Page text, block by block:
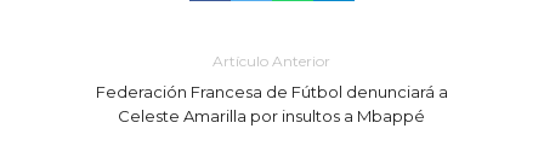
Artículo Anterior
Federación Francesa de Fútbol denunciará a
Celeste Amarilla por insultos a Mbappé